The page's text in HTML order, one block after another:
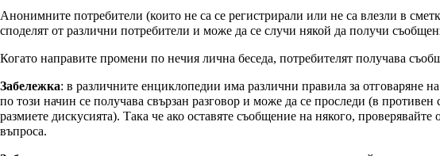
Анонимните потребители (които не са се регистрирали или не са влезли в
споделят от различни потребители и може да се случи някой да получи
Когато направите промени по нечия лична беседа, потребителят получава
Забeлежка: в различните енциклопедии има различни правила за отговаряне
по този начин се получава свързан разговор и може да се проследи (в
размиете дискусията). Така че ако оставяте съобщение на някого,
въпроса.